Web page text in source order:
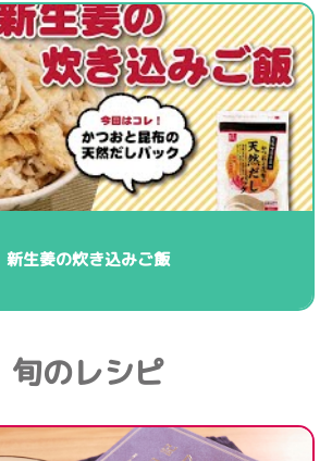
新生姜の炊き込みご飯
旬のレシピ